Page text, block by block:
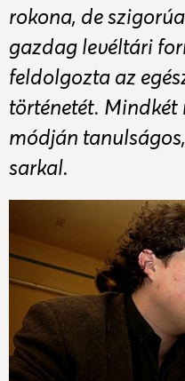
rokona, de
gazdag levéltári
feldolgozta az
történetét.
módján
sarkal.